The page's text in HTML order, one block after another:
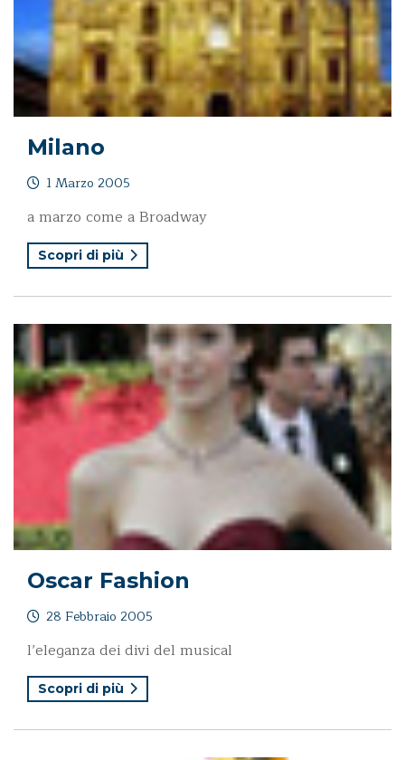
Milano
1 Marzo 2005
a marzo come a Broadway
Scopri di più
Oscar Fashion
28 Febbraio 2005
l’eleganza dei divi del musical
Scopri di più